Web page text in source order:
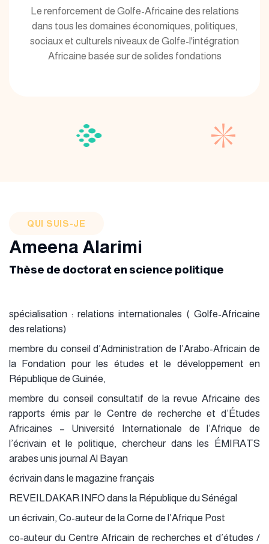
Le renforcement de Golfe-Africaine des relations
dans tous les domaines économiques, politiques,
sociaux et culturels niveaux de Golfe-l'intégration
Africaine basée sur de solides fondations
QUI SUIS-JE
Ameena Alarimi
Thèse de doctorat en science politique
spécialisation : relations internationales ( Golfe-Africaine
des relations)
membre du conseil d’Administration de l’Arabo-Africain de
la Fondation pour les études et le développement en
République de Guinée,
membre du conseil consultatif de la revue Africaine des
rapports émis par le Centre de recherche et d’Études
Africaines – Université Internationale de l’Afrique de
l’écrivain et le politique, chercheur dans les ÉMIRATS
arabes unis journal Al Bayan
écrivain dans le magazine français
REVEILDAKAR.INFO dans la République du Sénégal
un écrivain, Co-auteur de la Corne de l’Afrique Post
co-auteur du Centre Africain de recherches et d’études /